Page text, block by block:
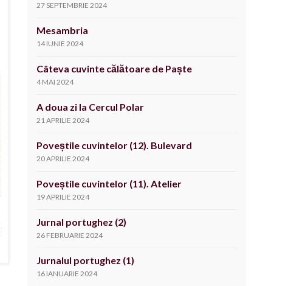
27 SEPTEMBRIE 2024
Mesambria
14 IUNIE 2024
Câteva cuvinte călătoare de Paște
4 MAI 2024
A doua zi la Cercul Polar
21 APRILIE 2024
Poveștile cuvintelor (12). Bulevard
20 APRILIE 2024
Poveștile cuvintelor (11). Atelier
19 APRILIE 2024
Jurnal portughez (2)
26 FEBRUARIE 2024
Jurnalul portughez (1)
16 IANUARIE 2024